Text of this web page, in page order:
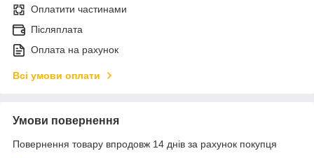
Оплатити частинами
Післяплата
Оплата на рахунок
Всі умови оплати
Умови повернення
Повернення товару впродовж 14 днів за рахунок покупця